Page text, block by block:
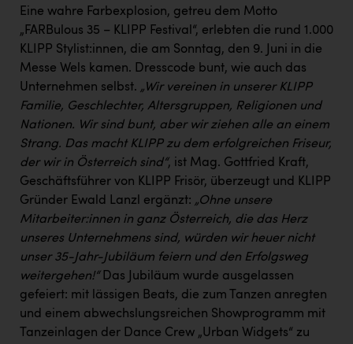
Orlen
Passage Linz
PEZ
PÜSPÖK
REMAX
RE/MAX Welcome
Resch&Frisch
RUBBLE MASTER
Ruderclub Wels
SCRI - Salzburg Cancer Research Institute
SCHMACHTL GmbH
Schwingshandl - automation technology gmbh
Eine wahre Farbexplosion, getreu dem Motto
„FARBulous 35 – KLIPP Festival“, erlebten die rund 1.000
KLIPP Stylist:innen, die am Sonntag, den 9. Juni in die
Messe Wels kamen. Dresscode bunt, wie auch das
Unternehmen selbst. „Wir vereinen in unserer KLIPP
Familie, Geschlechter, Altersgruppen, Religionen und
Nationen. Wir sind bunt, aber wir ziehen alle an einem
Strang. Das macht KLIPP zu dem erfolgreichen Friseur,
der wir in Österreich sind“, ist Mag. Gottfried Kraft,
Geschäftsführer von KLIPP Frisör, überzeugt und KLIPP
Gründer Ewald Lanzl ergänzt: „Ohne unsere
Mitarbeiter:innen in ganz Österreich, die das Herz
unseres Unternehmens sind, würden wir heuer nicht
unser 35-Jahr-Jubiläum feiern und den Erfolgsweg
weitergehen!“ Das Jubiläum wurde ausgelassen
gefeiert: mit lässigen Beats, die zum Tanzen anregten
und einem abwechslungsreichen Showprogramm mit
Tanzeinlagen der Dance Crew „Urban Widgets“ zu